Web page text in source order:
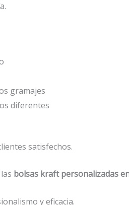
gramajes
diferentes
satisfechos.
bolsas kraft personalizadas
y eficacia.